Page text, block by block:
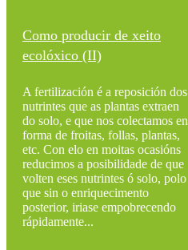
Como producir de xeito
ecolóxico (II)
A fertilización é a reposición dos
nutrintes que as plantas extraen
do solo, e que nos colectamos en
forma de froitas, follas, plantas,
etc. Con elo en moitas ocasións
reducimos a posibilidade de que
volten eses nutrintes ó solo, polo
que sin o enriquecimento
posterior, iriase empobrecendo
rápidamente...